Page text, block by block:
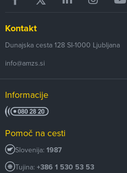
Kontakt
Dunajska cesta 128 SI-1000 Ljubljana
info@amzs.si
Informacije
Pomoč na cesti
Slovenija: 1987
Tujina: +386 1 530 53 53